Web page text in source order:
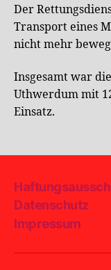
Der
Transport eines
nicht mehr
Insgesamt war
Uthwerdum mit
Einsatz.
Datenschutz
Impressum